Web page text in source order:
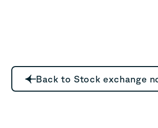
Back to Stock exchange